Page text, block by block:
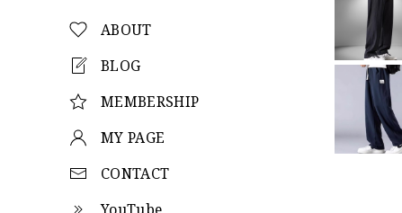
ABOUT
BLOG
MEMBERSHIP
MY PAGE
CONTACT